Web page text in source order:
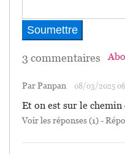
3 commentaires
Par Panpan 08/03/2025
Et on est sur le chemin
Voir les réponses (1) -
12/03/2025